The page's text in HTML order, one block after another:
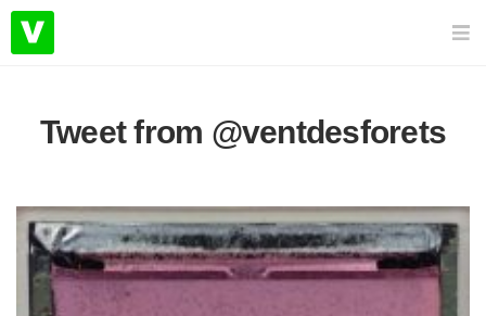
Tweet from @ventdesforets